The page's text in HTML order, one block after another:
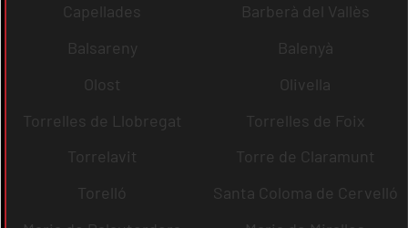
Capellades
Barberà del Vallès
Balsareny
Balenyà
Olost
Olivella
Torrelles de Llobregat
Torrelles de Foix
Torrelavit
Torre de Claramunt
Torelló
Santa Coloma de Cervelló